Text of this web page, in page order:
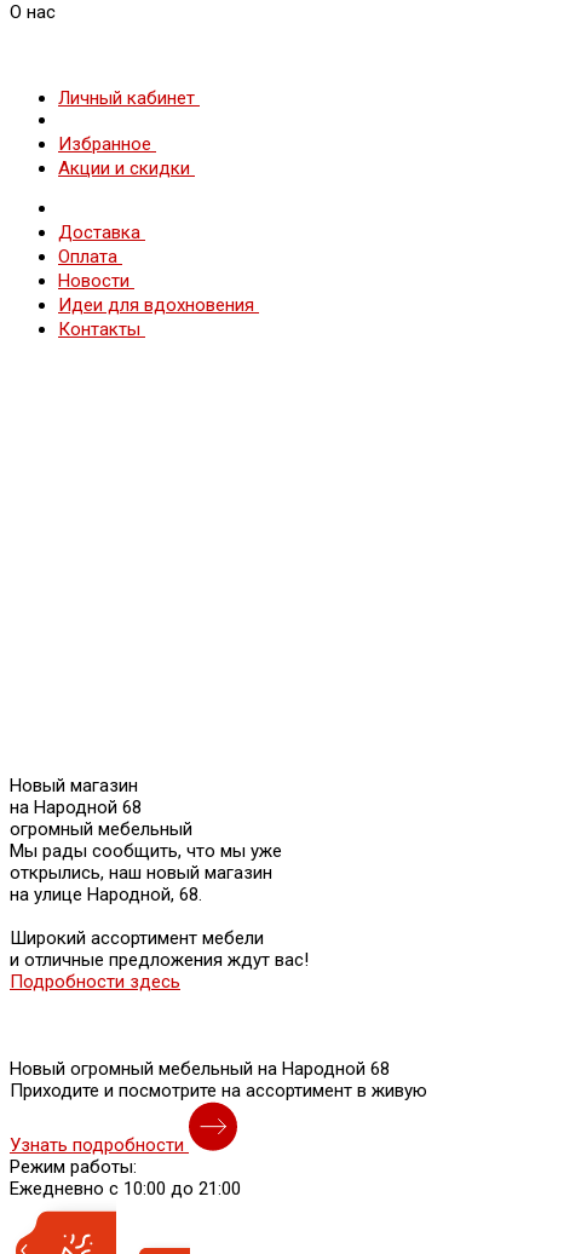
О нас
Личный кабинет
Избранное
Акции и скидки
Доставка
Оплата
Новости
Идеи для вдохновения
Контакты
Новый магазин
на Народной 68
огромный мебельный
Мы рады сообщить, что мы уже
открылись, наш новый магазин
на улице Народной, 68.
Широкий ассортимент мебели
и отличные предложения ждут вас!
Подробности здесь
Новый огромный мебельный на Народной 68
Приходите и посмотрите на ассортимент в живую
Узнать подробности
Режим работы:
Ежедневно с 10:00 до 21:00